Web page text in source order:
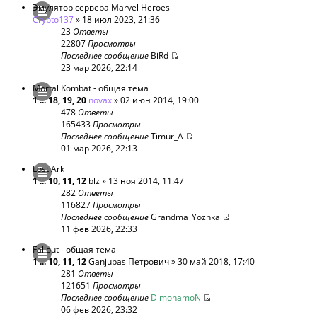
Эмулятор сервера Marvel Heroes
Crypto137» 18 июл 2023, 21:36
23Ответы
22807Просмотры
Последнее сообщение BiRd
23 мар 2026, 22:14
Mortal Kombat - общая тема
1...18, 19,20 novax» 02 июн 2014, 19:00
478Ответы
165433Просмотры
Последнее сообщениеTimur_A
01 мар 2026, 22:13
Lost Ark
1...10, 11, 12 blz» 13 ноя 2014, 11:47
282Ответы
116827Просмотры
Последнее сообщениеGrandma_Yozhka
11 фев 2026, 22:33
Fallout - общая тема
1...10, 11, 12Ganjubas Петрович» 30 май 2018, 17:40
281 Ответы
121651 Просмотры
Последнее сообщение DimonamoN
06 фев 2026, 23:32